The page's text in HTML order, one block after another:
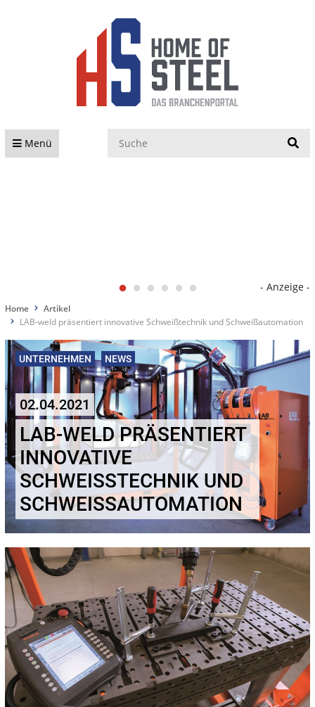
Menü
- Anzeige -
Home
Artikel
LAB-weld präsentiert innovative Schweißtechnik und Schweißautomation
UNTERNEHMEN NEWS
02.04.2021
LAB-WELD PRÄSENTIERT
INNOVATIVE
SCHWEISSTECHNIK UND S
CHWEISSAUTOMATION